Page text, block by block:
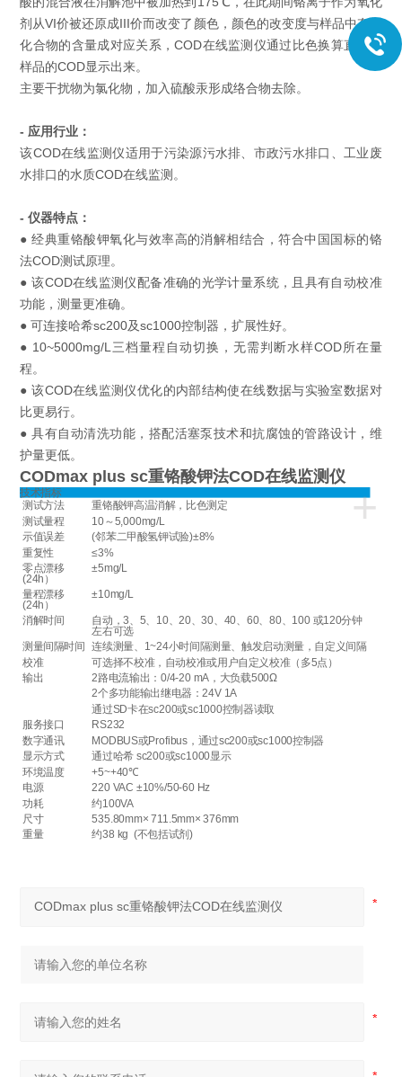
剂从VI价被还原成III价而改变了颜色，颜色的改变度与样品中有机
化合物的含量成对应关系，COD在线监测仪通过比色换算直接将
样品的COD显示出来。
主要干扰物为氯化物，加入硫酸汞形成络合物去除。
- 应用行业：
该COD在线监测仪适用于污染源污水排、市政污水排口、工业废
水排口的水质COD在线监测。
- 仪器特点：
● 经典重铬酸钾氧化与效率高的消解相结合，符合中国国标的铬
法COD测试原理。
● 该COD在线监测仪配备准确的光学计量系统，且具有自动校准
功能，测量更准确。
● 可连接哈希sc200及sc1000控制器，扩展性好。
● 10~5000mg/L三档量程自动切换，无需判断水样COD所在量
程。
● 该COD在线监测仪优化的内部结构使在线数据与实验室数据对
比更易行。
● 具有自动清洗功能，搭配活塞泵技术和抗腐蚀的管路设计，维
护量更低。
CODmax plus sc重铬酸钾法COD在线监测仪
+
技术指标
测试方法
重铬酸钾高温消解，比色测定
测试量程 10～5,000mg/L
示值误差 (邻苯二甲酸氢钾试验)±8%
重复性 ≤3%
零点漂移
(24h）
±5mg/L
量程漂移
(24h）
±10mg/L
消解时间
自动，3、5、10、20、30、40、60、80、100 或120分钟
左右可选
测量间隔时间
连续测量、1~24小时间隔测量、触发启动测量，自定义间隔
校准
可选择不校准，自动校准或用户自定义校准（多5点）
输出 2路电流输出：0/4-20 mA，大负载500Ω
2个多功能输出继电器：24V 1A
通过SD卡在sc200或sc1000控制器读取
服务接口 RS232
数字通讯 MODBUS或Profibus，通过sc200或sc1000控制器
显示方式 通过哈希 sc200或sc1000显示
环境温度 +5~+40℃
电源
220 VAC ±10%/50-60 Hz
功耗
约100VA
尺寸
535.80mm× 711.5mm× 376mm
重量 约38 kg (不包括试剂)